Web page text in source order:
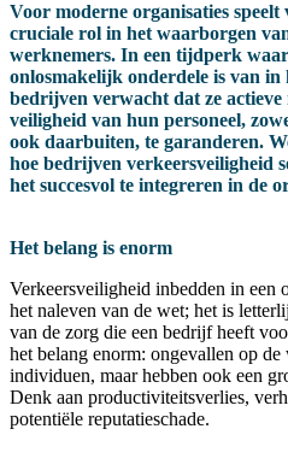
Voor moderne organisaties speelt
cruciale rol in het waarborgen
werknemers. In een tijdperk
onlosmakelijk onderdele is van
bedrijven verwacht dat ze actieve
veiligheid van hun personeel,
ook daarbuiten, te garanderen.
hoe bedrijven verkeersveiligheid
het succesvol te integreren in de
Het belang is enorm
Verkeersveiligheid inbedden in een
het naleven van de wet; het is
van de zorg die een bedrijf heeft
het belang enorm: ongevallen op de
individuen, maar hebben ook een
Denk aan productiviteitsverlies,
potentiële reputatieschade.